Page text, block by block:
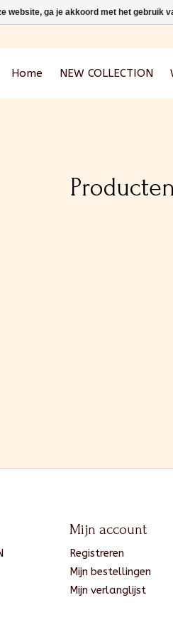
Home NEW COLLECTION
Mijn account
Registreren
Mijn bestellingen
Mijn verlanglijst
website, ga je akkoord met het gebruik